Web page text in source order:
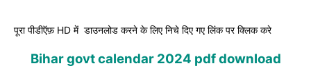
पूरा पीडीऍफ़ HD में डाउनलोड करने के लिए निचे दिए गए लिंक पर क्लिक करे
Bihar govt calendar 2024 pdf download